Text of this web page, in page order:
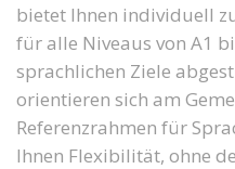
bietet Ihnen individuell
für alle Niveaus von A1
sprachlichen Ziele
orientieren sich am
Referenzrahmen für
Ihnen Flexibilität, ohne